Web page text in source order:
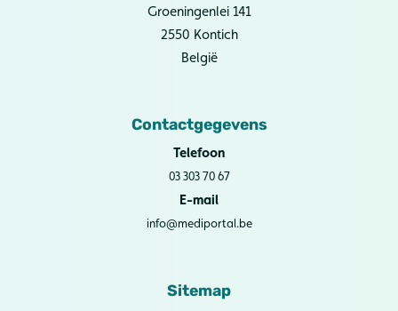
Groeningenlei 141
2550 Kontich
België
Contactgegevens
Telefoon
03 303 70 67
E-mail
info@mediportal.be
Sitemap